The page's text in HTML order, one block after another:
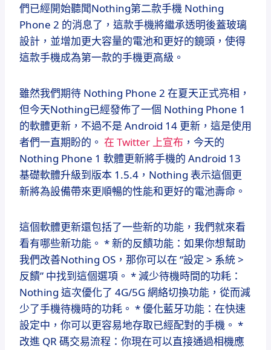
們已經開始聽聞Nothing第二款手機 Nothing
Phone 2 的消息了，這款手機將繼承透明後蓋玻璃
設計，並增加更大容量的電池和更好的鏡頭，使得
這款手機成為第一款的手機更高級。
雖然我們期待 Nothing Phone 2 在夏天正式亮相，
但今天Nothing已經發佈了一個 Nothing Phone 1
的軟體更新，不過不是 Android 14 更新，這是使用
者們一直期盼的。 在 Twitter 上宣布 ，今天的
Nothing Phone 1 軟體更新將手機的 Android 13
基礎軟體升級到版本 1.5.4，Nothing 表示這個更
新將為設備帶來更順暢的性能和更好的電池壽命。
這個軟體更新還包括了一些新的功能，我們就來看
看有哪些新功能。 * 新的反饋功能：如果你想幫助
我們改善Nothing OS，那你可以在 “設定 > 系統 >
反饋” 中找到這個選項。 * 減少待機時間的功耗：
Nothing 這次優化了 4G/5G 網絡切換功能，從而減
少了手機待機時的功耗。 * 優化藍牙功能：在快速
設定中，你可以更容易地存取已經配對的手機。 *
改進 QR 碼交易流程：你現在可以直接通過相機應